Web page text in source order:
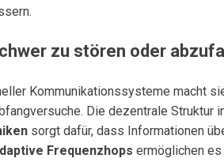
zu stören oder
Kommunikationssysteme macht
Die dezentrale Struktur
sorgt dafür, dass Informationen
Frequenzhops ermöglichen